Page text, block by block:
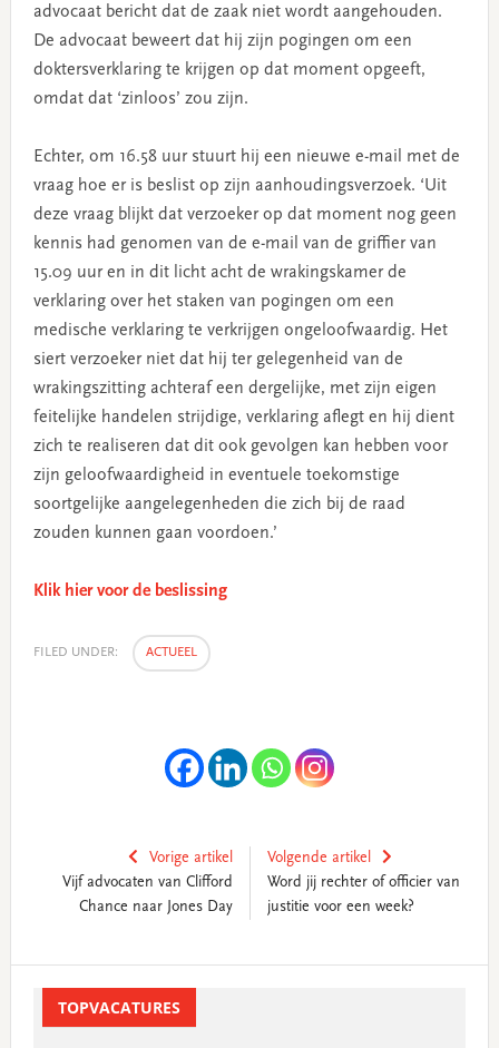
advocaat bericht dat de zaak niet wordt aangehouden.
De advocaat beweert dat hij zijn pogingen om een
doktersverklaring te krijgen op dat moment opgeeft,
omdat dat ‘zinloos’ zou zijn.
Echter, om 16.58 uur stuurt hij een nieuwe e-mail met de
vraag hoe er is beslist op zijn aanhoudingsverzoek. ‘Uit
deze vraag blijkt dat verzoeker op dat moment nog geen
kennis had genomen van de e-mail van de griffier van
15.09 uur en in dit licht acht de wrakingskamer de
verklaring over het staken van pogingen om een
medische verklaring te verkrijgen ongeloofwaardig. Het
siert verzoeker niet dat hij ter gelegenheid van de
wrakingszitting achteraf een dergelijke, met zijn eigen
feitelijke handelen strijdige, verklaring aflegt en hij dient
zich te realiseren dat dit ook gevolgen kan hebben voor
zijn geloofwaardigheid in eventuele toekomstige
soortgelijke aangelegenheden die zich bij de raad
zouden kunnen gaan voordoen.’
Klik hier voor de beslissing
FILED UNDER: ACTUEEL
Vorige artikel
Vijf advocaten van Clifford
Chance naar Jones Day
Volgende artikel
Word jij rechter of officier van
justitie voor een week?
SidebarTOPVACATURES